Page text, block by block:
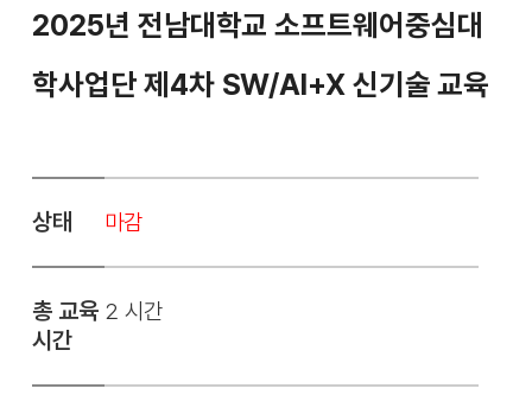
2025년 전남대학교 소프트웨어중심대
학사업단 제4차 SW/AI+X 신기술 교육
상태 마감
총 교육
시간
2 시간